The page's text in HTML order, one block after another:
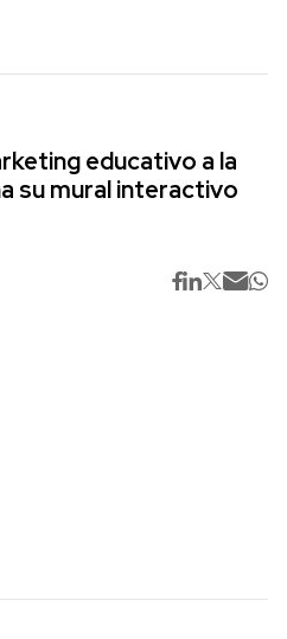
educativo a la
su mural interactivo